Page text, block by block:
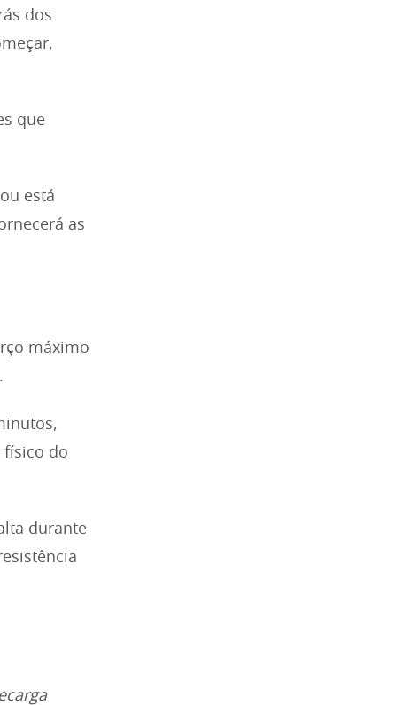
dos
que
está
as
máximo
físico do
durante